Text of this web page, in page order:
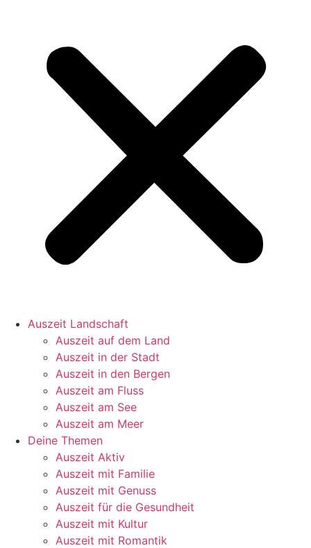
Auszeit Landschaft
Auszeit auf dem Land
Auszeit in der Stadt
Auszeit in den Bergen
Auszeit am Fluss
Auszeit am See
Auszeit am Meer
Deine Themen
Auszeit Aktiv
Auszeit mit Familie
Auszeit mit Genuss
Auszeit für die Gesundheit
Auszeit mit Kultur
Auszeit mit Romantik